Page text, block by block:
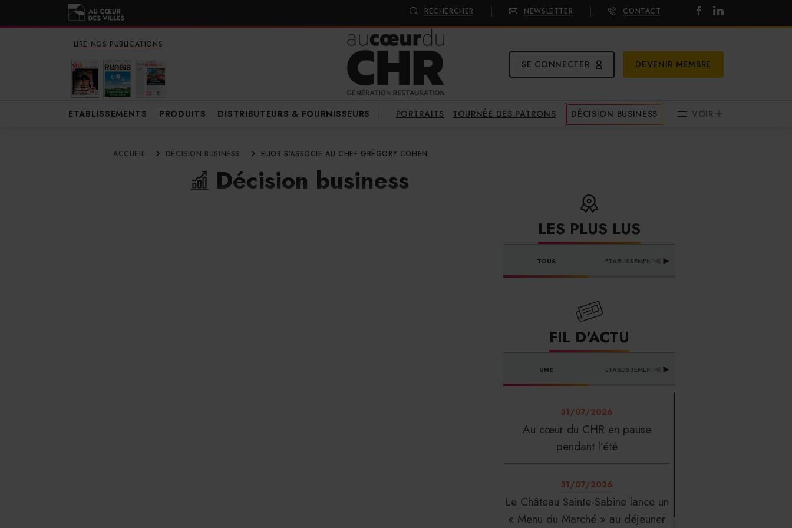
RECHERCHER NEWSLETTER CONTACT
LIRE NOS PUBLICATIONS
SE CONNECTER DEVENIR MEMBRE
ETABLISSEMENTS PRODUITS DISTRIBUTEURS & FOURNISSEURS PORTRAITS TOURNÉE DES PATRONS DÉCISION BUSINESS VOIR
ACCUEIL DÉCISION BUSINESS ELIOR S’ASSOCIE AU CHEF GRÉGORY COHEN
Décision business
LES PLUS LUS
TOUS ETABLISSEMENTS
FIL D'ACTU
UNE ETABLISSEMENTS
31/07/2026
Au cœur du CHR en pause
pendant l’été
31/07/2026
Le Château Sainte-Sabine lance un
« Menu du Marché » au déjeuner